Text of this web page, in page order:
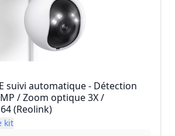
suivi automatique - Détection
/ Zoom optique 3X /
(Reolink)
kit